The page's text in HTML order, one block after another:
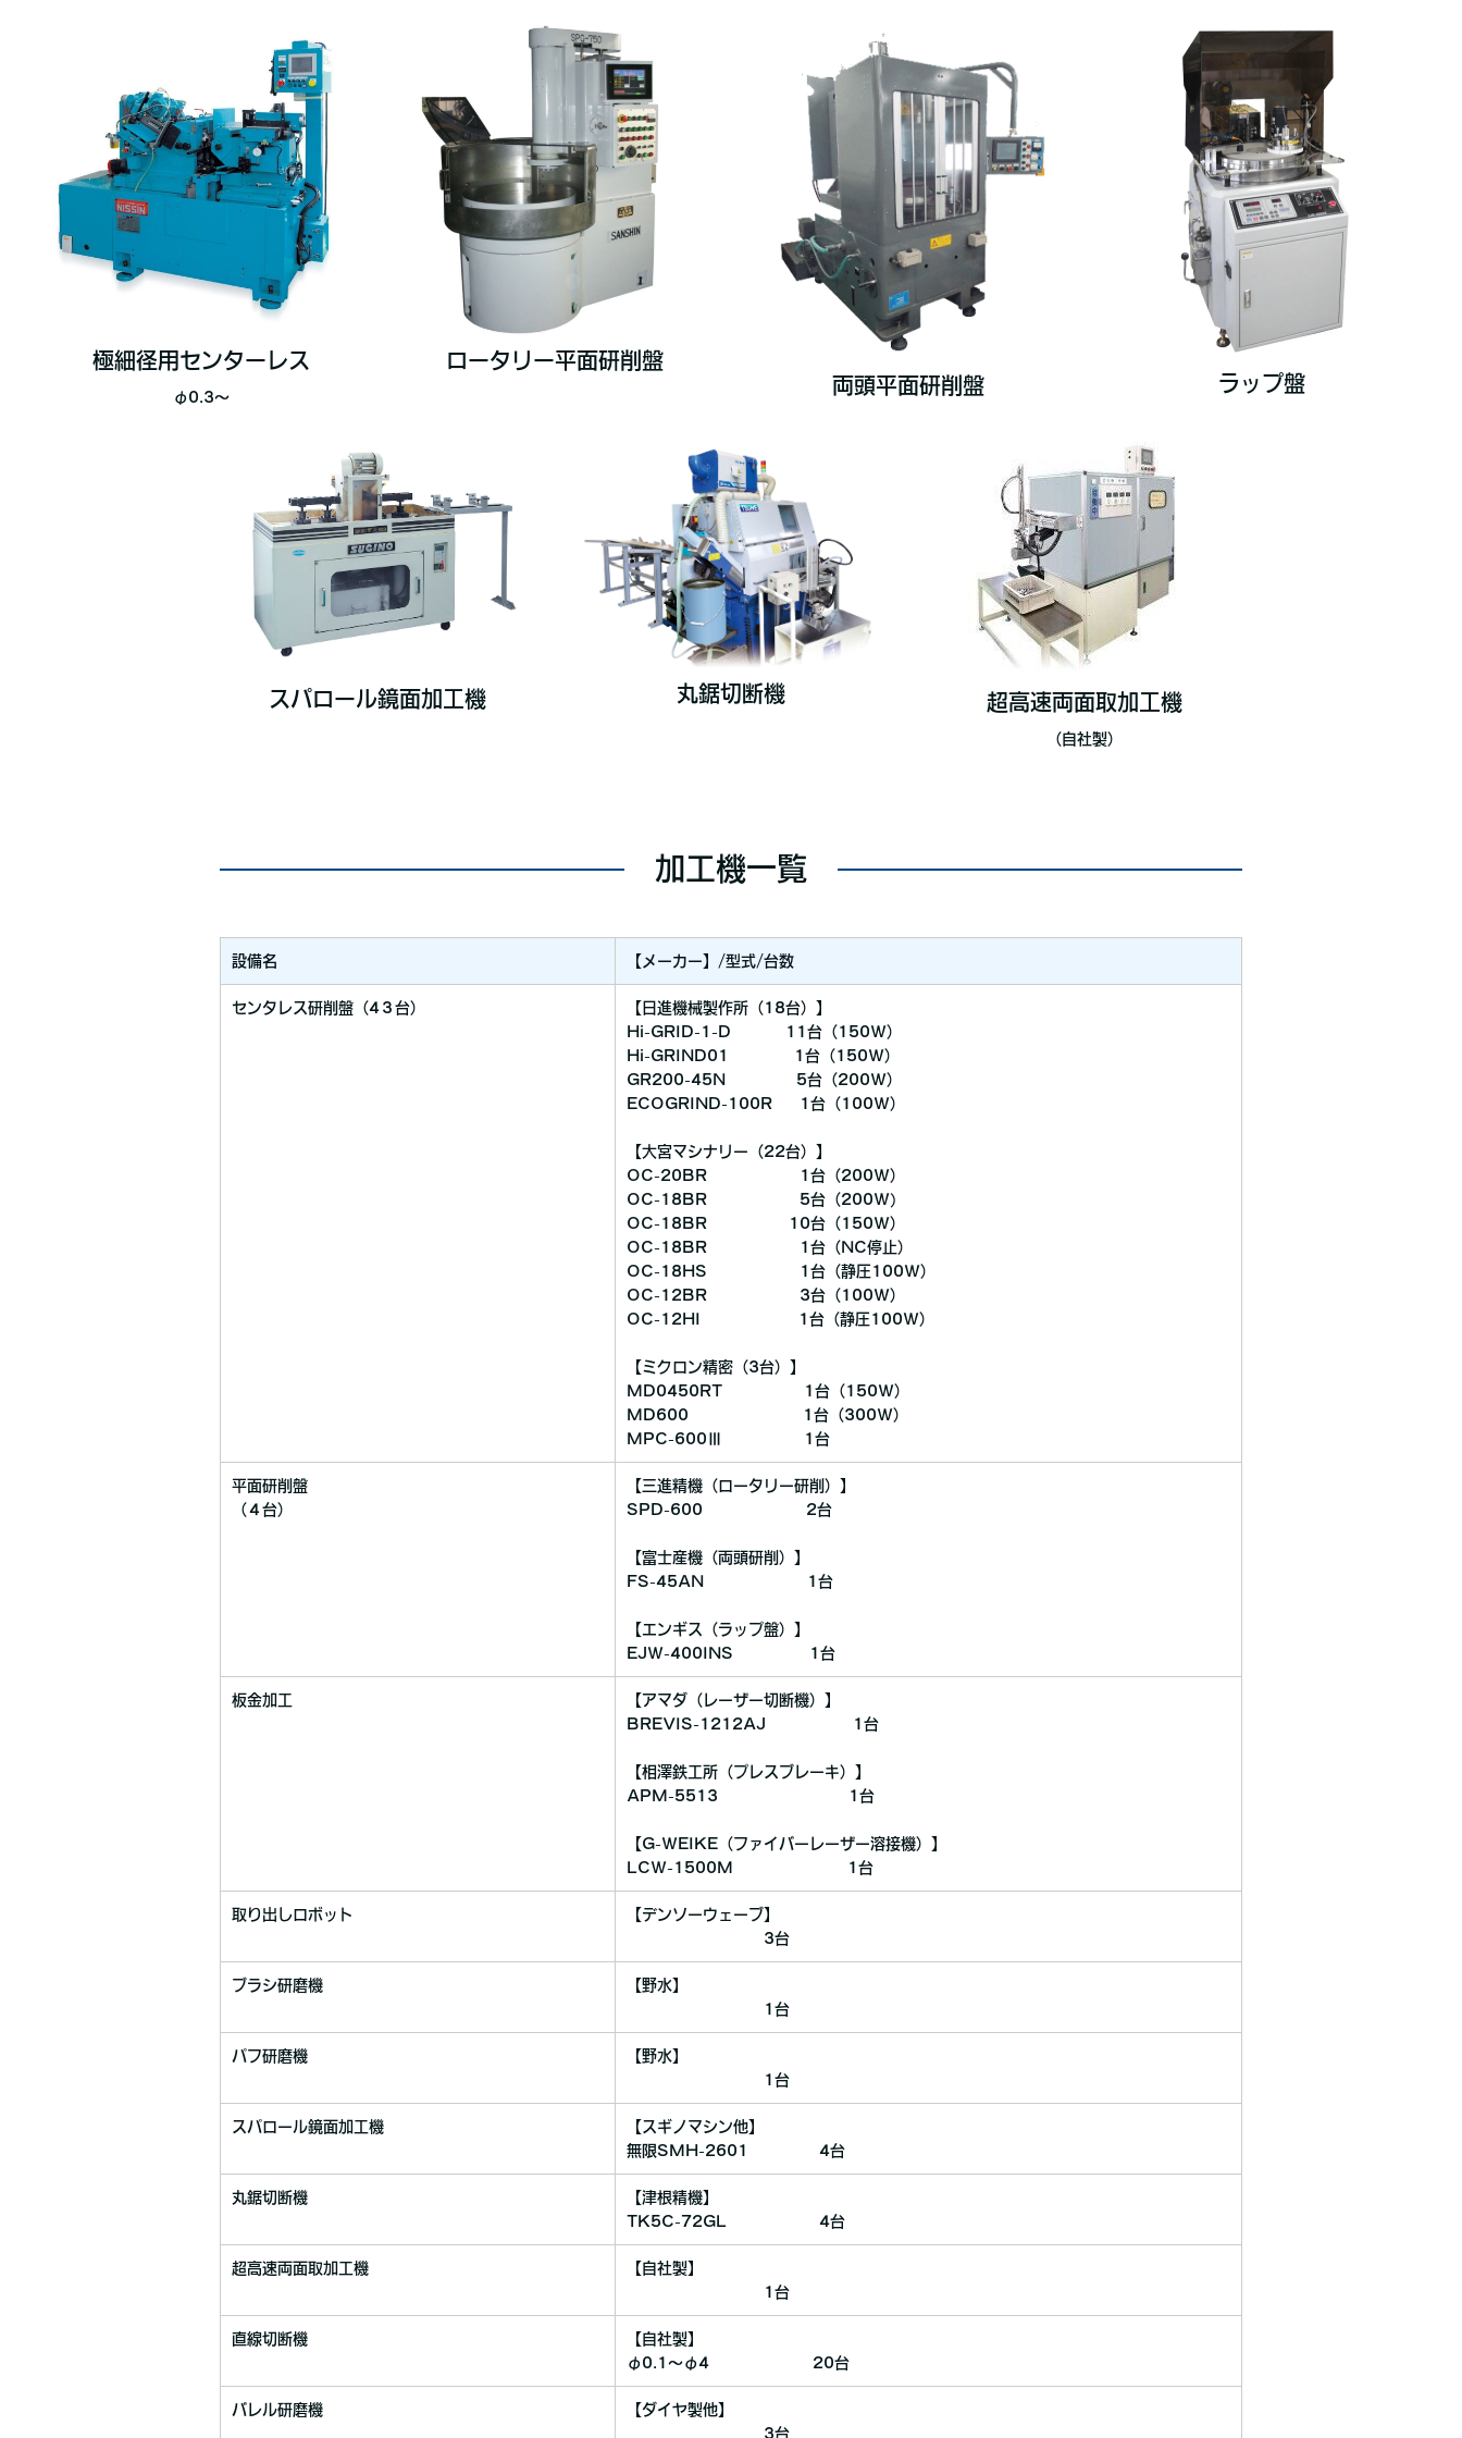
極細径用センターレス
φ0.3〜
ロータリー平面研削盤
両頭平面研削盤
ラップ盤
スパロール鏡面加工機 丸鋸切断機 超高速両面取加工機
（自社製）
加工機一覧
設備名 【メーカー】/型式/台数
センタレス研削盤（4３台）
【日進機械製作所（18台）】
Hi-GRID-1-D 11台（150W）
Hi-GRIND01 1台（150W）
GR200-45N 5台（200W）
ECOGRIND-100R 1台（100W）
【大宮マシナリー（22台）】
OC-20BR 1台（200W）
OC-18BR 5台（200W)
OC-18BR 10台（150W）
OC-18BR 1台（NC停止）
OC-18HS 1台（静圧100W）
OC-12BR 3台（100W）
OC-12HI 1台（静圧100W）
【ミクロン精密（3台）】
MD0450RT 1台（150W）
MD600 1台（300W）
MPC-600Ⅲ 1台
平面研削盤
（４台）
【三進精機（ロータリー研削）】
SPD-600 2台
【富士産機（両頭研削）】
FS-45AN 1台
【エンギス（ラップ盤）】
EJW-400INS 1台
板金加工
【アマダ（レーザー切断機）】
BREVIS-1212AJ 1台
【相澤鉄工所（プレスブレーキ）】
APM-5513 1台
【G-WEIKE（ファイバーレーザー溶接機）】
LCW-1500M 1台
取り出しロボット
【デンソーウェーブ】
3台
ブラシ研磨機
【野水】
1台
パフ研磨機
【野水】
1台
スパロール鏡面加工機
【スギノマシン他】
無限SMH-2601 4台
丸鋸切断機
【津根精機】
TK5C-72GL 4台
超高速両面取加工機
【自社製】
1台
直線切断機
【自社製】
φ0.1〜φ4 20台
バレル研磨機
【ダイヤ製他】
3台